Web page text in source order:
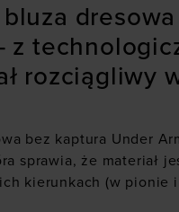
z
rozciągliwy
bez kaptura Under
sprawia, że materiał
kierunkach (w pionie